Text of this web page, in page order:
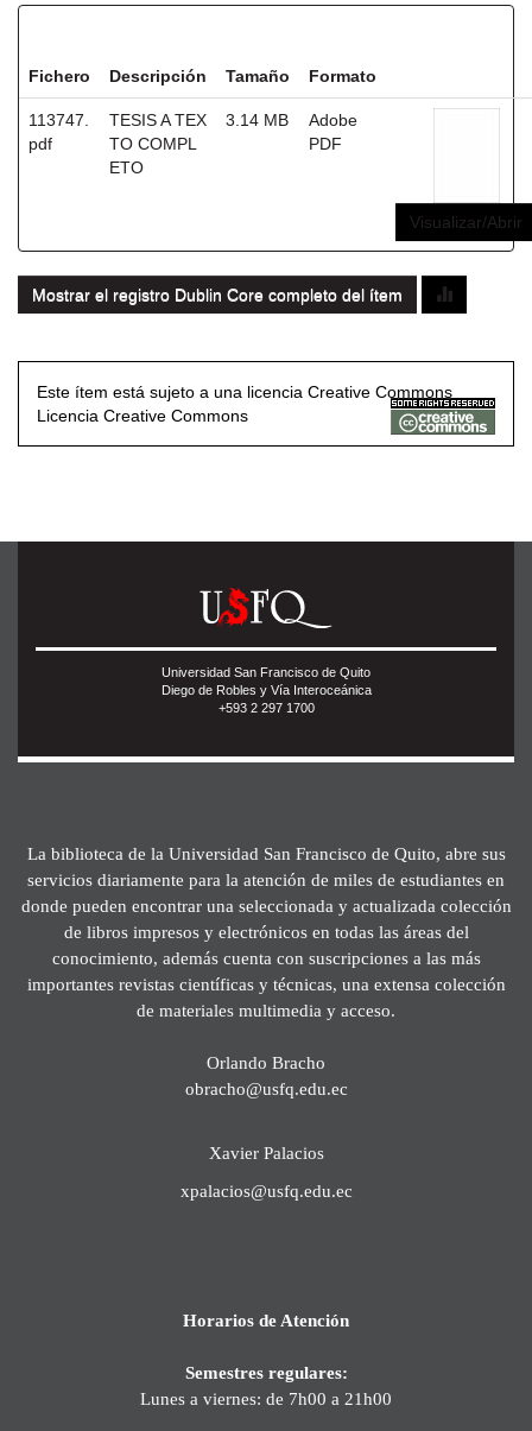
Fichero Descripción Tamaño Formato
113747.
pdf
TESIS A TEX
TO COMPL
ETO
3.14 MB
Adobe
PDF
Visualizar/Abrir
Mostrar el registro Dublin Core completo del ítem
Este ítem está sujeto a una licencia Creative Commons
Licencia Creative Commons
Universidad San Francisco de Quito
Diego de Robles y Vía Interoceánica
+593 2 297 1700
La biblioteca de la Universidad San Francisco de Quito, abre sus
servicios diariamente para la atención de miles de estudiantes en
donde pueden encontrar una seleccionada y actualizada colección
de libros impresos y electrónicos en todas las áreas del
conocimiento, además cuenta con suscripciones a las más
importantes revistas científicas y técnicas, una extensa colección
de materiales multimedia y acceso.
Orlando Bracho
obracho@usfq.edu.ec
Xavier Palacios
xpalacios@usfq.edu.ec
Horarios de Atención
Semestres regulares:
Lunes a viernes: de 7h00 a 21h00